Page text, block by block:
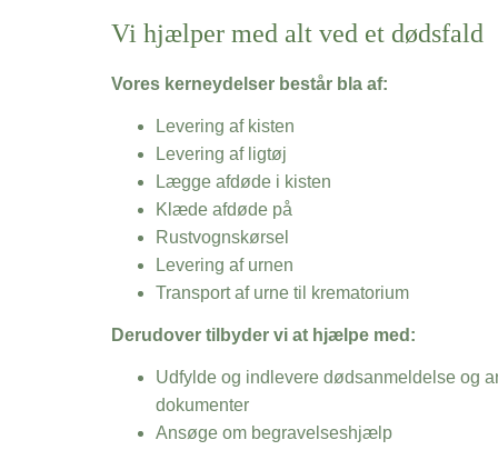
Vi hjælper med alt ved et dødsfald
Vores kerneydelser består bla af:
Levering af kisten
Levering af ligtøj
Lægge afdøde i kisten
Klæde afdøde på
Rustvognskørsel
Levering af urnen
Transport af urne til krematorium
Derudover tilbyder vi at hjælpe med:
Udfylde og indlevere dødsanmeldelse og
dokumenter
Ansøge om begravelseshjælp